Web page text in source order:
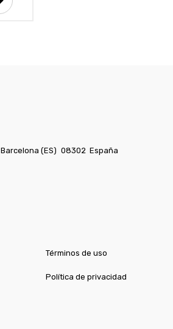
Barcelona (ES) 08302 España
Términos de uso
Política de privacidad